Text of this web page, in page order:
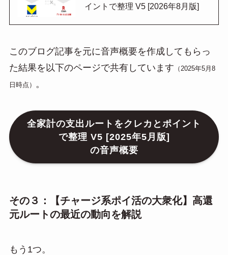
イントで整理 V5 [2026年8月版]
このブログ記事を元に音声概要を作成してもらっ
た結果を以下のページで共有しています （2025年5月8
日時点） 。
全家計の支出ルートをクレカとポイント
で整理 V5 [2025年5月版]
の音声概要
その３：【チャージ系ポイ活の大衆化】高還
元ルートの最近の動向を解説
もう1つ。